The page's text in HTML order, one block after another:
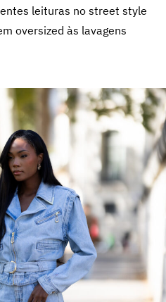
leituras no street style
oversized às lavagens